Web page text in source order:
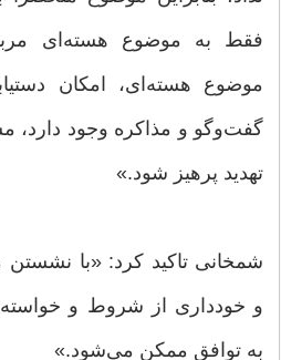
فقط به موضوع هسته‌ای
موضوع هسته‌ای، امکان
گفت‌وگو و مذاکره وجود دارد،
تهدید پرهیز شود.»
شمخانی تاکید کرد: «با نشستن
و خودداری از شروط و
به توافق ممکن می‌شود.»